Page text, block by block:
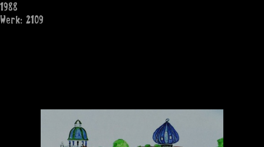
1988
Werk: 2109